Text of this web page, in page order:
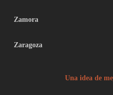
Zamora
Zaragoza
Una idea de